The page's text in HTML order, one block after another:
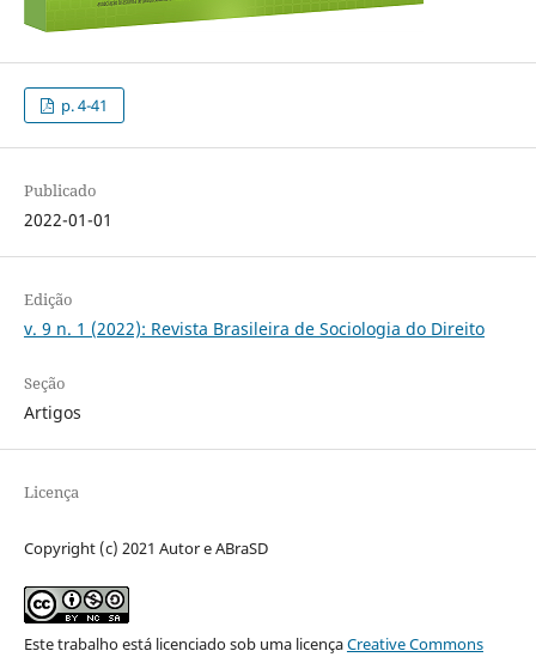
p. 4-41
Publicado
2022-01-01
Edição
v. 9 n. 1 (2022): Revista Brasileira de Sociologia do Direito
Seção
Artigos
Licença
Copyright (c) 2021 Autor e ABraSD
Este trabalho está licenciado sob uma licençaCreative Commons